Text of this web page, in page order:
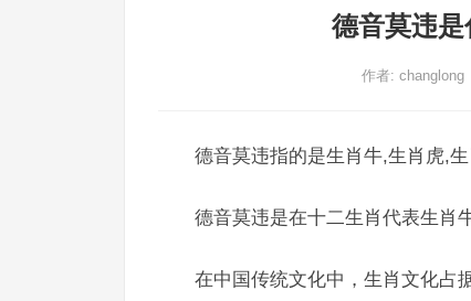
德音莫违
作者: changlong
德音莫违指的是生肖牛,生肖虎,
德音莫违是在十二生肖代表生肖
在中国传统文化中，生肖文化占